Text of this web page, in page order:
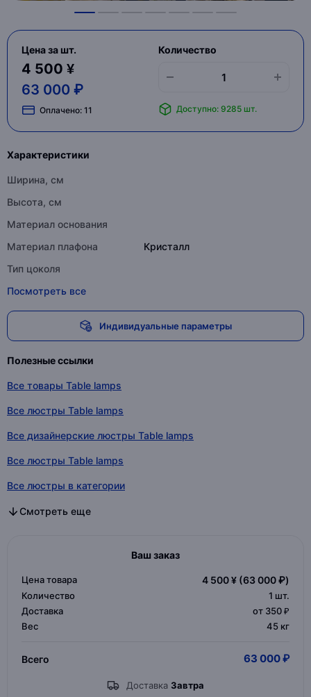
Цена за шт.
4 500 ¥
63 000 ₽
Оплачено: 11
Количество
Доступно: 9285 шт.
Характеристики
Ширина, см
Высота, см
Материал основания
Материал плафона
Кристалл
Тип цоколя
Посмотреть все
Индивидуальные параметры
Полезные ссылки
Все товары Table lamps
Все люстры Table lamps
Все дизайнерские люстры Table lamps
Все люстры Table lamps
Все люстры в категории
Все дизайнерские люстры в категории
Все люстры в категории
Смотреть еще
Ваш заказ
Цена товара 4 500 ¥ (63 000 ₽)
Количество 1 шт.
Доставка
от 350 ₽
Вес
45 кг
Всего 63 000 ₽
Доставка Завтра